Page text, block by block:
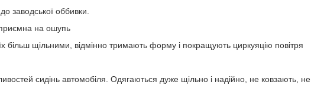
заводської оббивки.
на ошупь
більш щільними, відмінно тримають форму і покращують циркуяцію повітря
сидінь автомобіля. Одягаються дуже щільно і надійно, не ковзають, не